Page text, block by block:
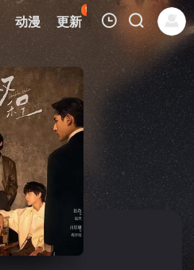
动漫 更新
97
热榜 APP
片的记录